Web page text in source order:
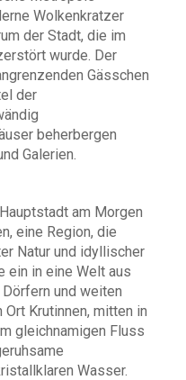
Wolkenkratzer
der Stadt, die im
wurde. Der
Gässchen
der
beherbergen
Galerien.
am Morgen
eine Region, die
Natur und idyllischer
ein in eine Welt aus
und weiten
Krutinnen, mitten in
gleichnamigen Fluss
Wasser.